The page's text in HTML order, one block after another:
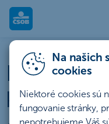
Na našich
cookies
Niektoré cookies sú
fungovanie stránky,
Pobočky
Pobočky
klientely